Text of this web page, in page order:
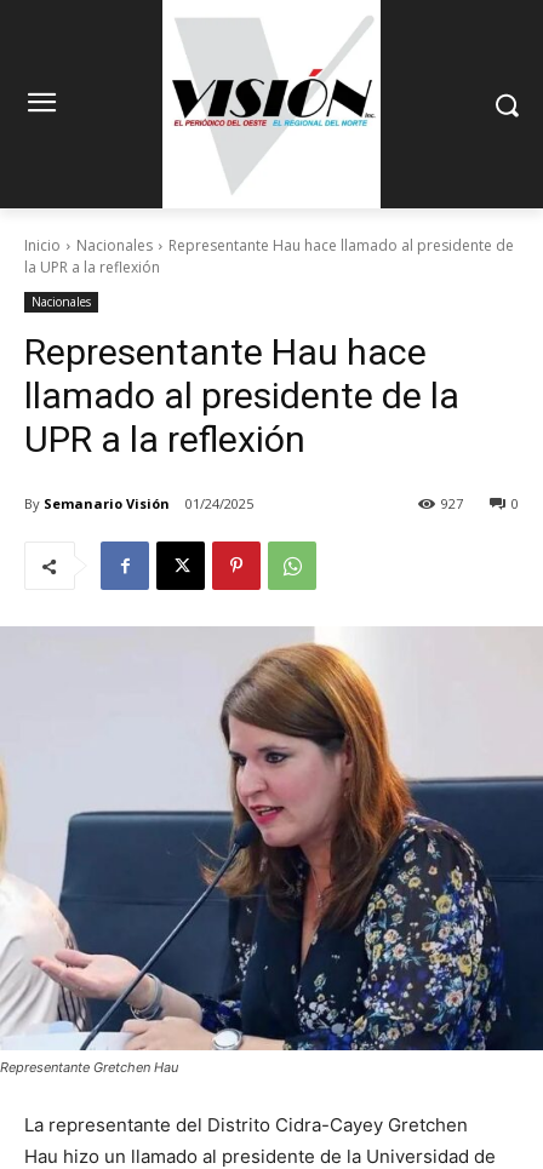
Inicio Nacionales
Representante Hau hace llamado al presidente de
la UPR a la reflexión
Nacionales
Representante Hau hace
llamado al presidente de la
UPR a la reflexión
By Semanario Visión 01/24/2025 0
927
Representante Gretchen Hau
La representante del Distrito Cidra-Cayey Gretchen
Hau hizo un llamado al presidente de la Universidad de